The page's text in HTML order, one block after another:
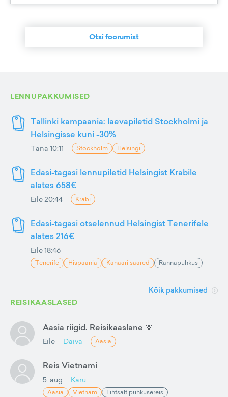
Otsi foorumist
LENNUPAKKUMISED
Tallinki kampaania: laevapiletid Stockholmi ja
Helsingisse kuni -30%
Täna 10:11 Stockholm Helsingi
Edasi-tagasi lennupiletid Helsingist Krabile
alates 658€
Eile 20:44 Krabi
Edasi-tagasi otselennud Helsingist Tenerifele
alates 216€
Eile 18:46
Tenerife Hispaania Kanaari saared Rannapuhkus
Kõik pakkumised
REISIKAASLASED
Aasia riigid. Reisikaaslane 🫶
Eile Daiva Aasia
Reis Vietnami
5. aug Karu
Aasia Vietnam Lihtsalt puhkusereis